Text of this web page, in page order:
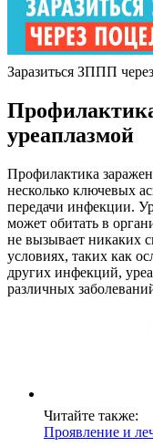
Заразиться ЗППП
уреаплазмой
Профилактика
несколько ключевых
передачи инфекции.
может обитать в
не вызывает никаких
условиях, таких как
других инфекций,
различных
Читайте также:
Проявление и